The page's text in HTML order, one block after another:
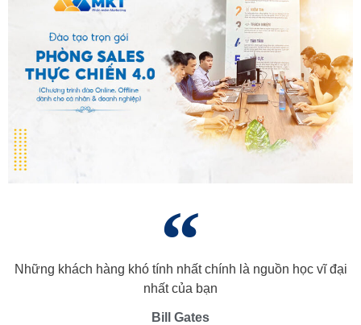
Những khách hàng khó tính nhất chính là nguồn học vĩ đại
nhất của bạn
Bill Gates